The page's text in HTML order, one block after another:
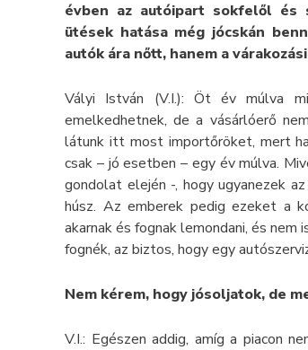
évben az autóipart sokfelől és
ütések hatása még jócskán
autók ára nőtt, hanem a
Vályi István (V.I.): Öt év múlva
emelkedhetnek, de a vásárlóerő
látunk itt most importőröket, mert
csak – jó esetben – egy év múlva.
gondolat elején -, hogy ugyanezek
húsz. Az emberek pedig ezeket a
akarnak és fognak lemondani, és
fognék, az biztos, hogy egy
Nem kérem, hogy jósoljatok, de
V.I.: Egészen addig, amíg a piacon